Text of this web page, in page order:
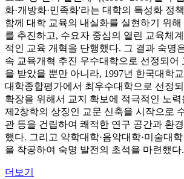
화·개방화·민족화'라는 대학의 특성화 정
함께 대학 교육의 내실화를 실현하기 위
를 추진하고, 수요자 중심의 열린 교육체
적인 교육 개혁을 단행했다. 그 결과 숙명
속 교육개혁 추진 우수대학으로 선정되어
을 받았을 뿐만 아니라, 1997년 한국대학
대학종합평가에서 최우수대학으로 선정
확장을 위해서 교지 확보에 적극적인 노
제2창학의 상징인 교문 신축을 시작으로
관 등을 건립하여 쾌적한 연구 공간과 환
했다. 그리고 약학대학·음악대학·미술대
을 착공하여 숙명 발전의 초석을 마련했다.
더보기